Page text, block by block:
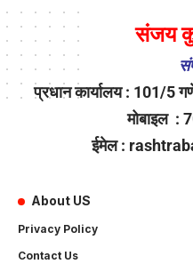
संजय
प्रधान कार्यालय : 101/5
मोबाइल :
ईमेल :
About US
Privacy Policy
Contact Us